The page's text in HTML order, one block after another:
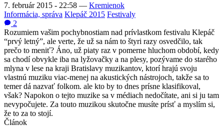
7. február 2015 - 22:58 — Kremienok
Informácia, správa Klepáč 2015 Festivaly
2
Rozumiem vašim pochybnostiam nad prívlastkom festivalu Klepáč
“prvý letný”, ale verte, že už sa nám to štyri razy osvedčilo, tak
prečo to meniť? Áno, už piaty raz v pomerne hluchom období, kedy
sa chodí obvykle iba na lyžovačky a na plesy, pozývame do starého
mlyna v lese na kraji Bratislavy muzikantov, ktorí hrajú svoju
vlastnú muziku viac-menej na akustických nástrojoch, takže sa to
temer dá nazvať folkom. ale kto by to dnes prísne klasifikoval,
však? Napokon o tejto muzike sa v médiach nedočítate, ani si ju tam
nevypočujete. Za touto muzikou skutočne musíte prísť a myslím si,
že to za to stojí.
Článok